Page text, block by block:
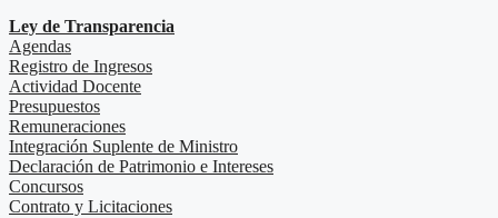
Ley de Transparencia
Agendas
Registro de Ingresos
Actividad Docente
Presupuestos
Remuneraciones
Integración Suplente de Ministro
Declaración de Patrimonio e Intereses
Concursos
Contrato y Licitaciones